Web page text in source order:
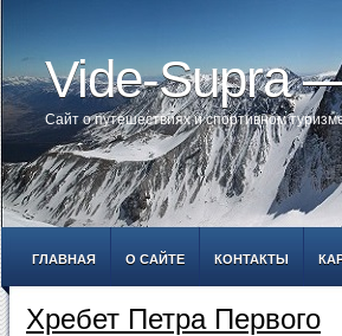
Vide-Supra
Сайт о путешествиях и спортивном
ГЛАВНАЯ О САЙТЕ КОНТАКТЫ
Хребет Петра Первого